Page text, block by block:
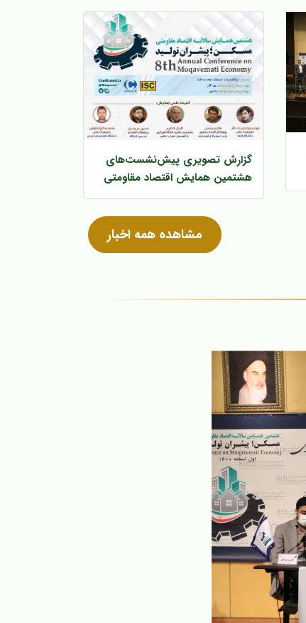
گزارش تصویری پیش‌‌نشست‌های
هشتمین همایش اقتصاد مقاومتی
مشاهده همه اخبار